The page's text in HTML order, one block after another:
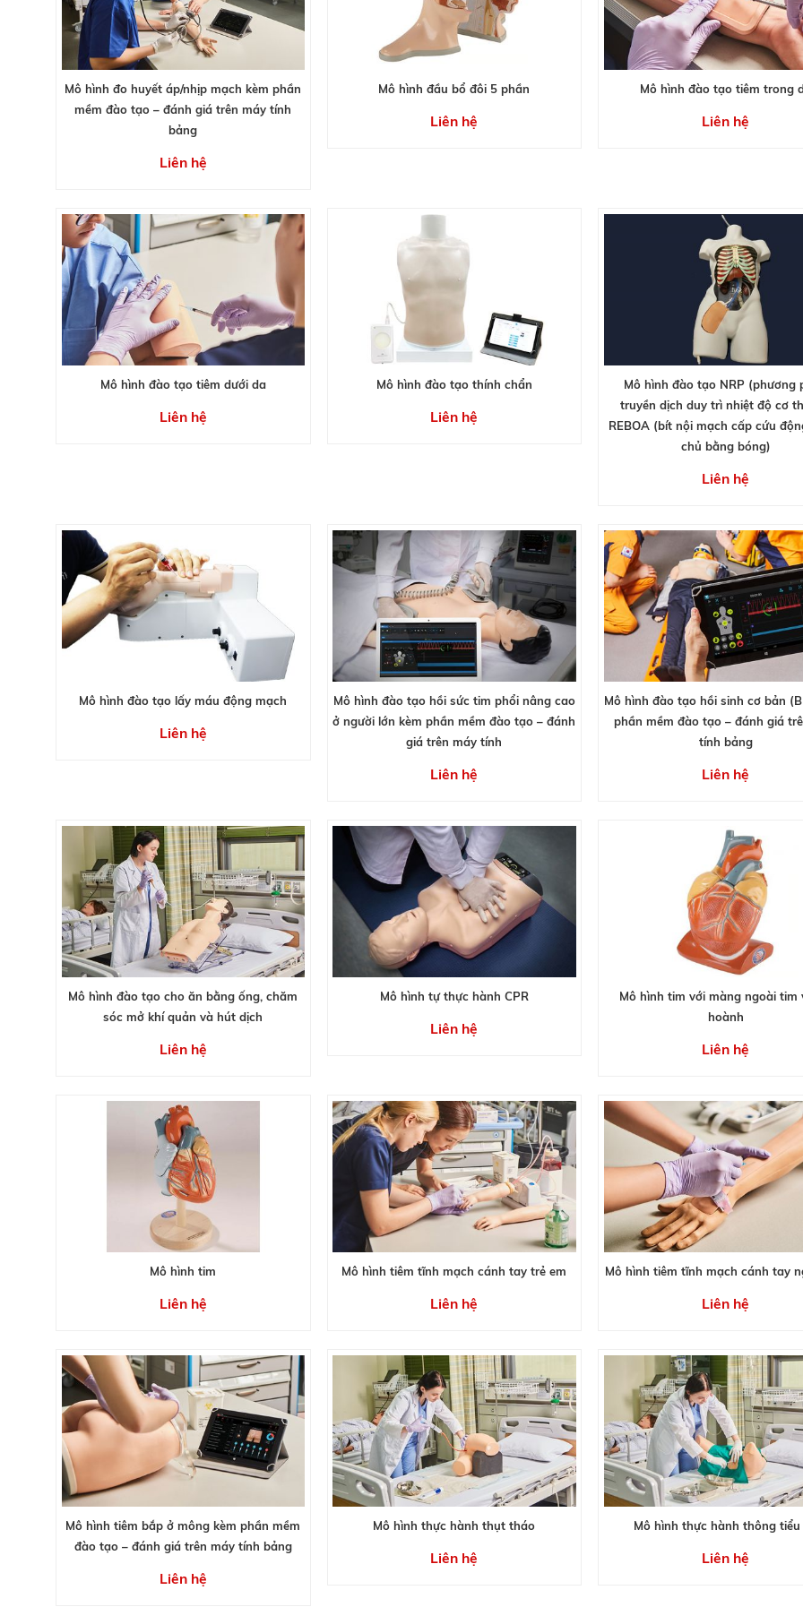
Mô hình đo huyết áp/nhịp mạch kèm phần
mềm đào tạo – đánh giá trên máy tính
bảng
Liên hệ
Mô hình đầu bổ đôi 5 phần
Liên hệ
Mô hình đào tạo tiêm trong
Liên hệ
Mô hình đào tạo tiêm dưới da
Liên hệ
Mô hình đào tạo thính chẩn
Liên hệ
Mô hình đào tạo NRP (phương
truyền dịch duy trì nhiệt độ cơ
REBOA (bít nội mạch cấp cứu
chủ bằng bóng)
Liên hệ
Mô hình đào tạo lấy máu động mạch
Liên hệ
Mô hình đào tạo hồi sức tim phổi nâng cao
ở người lớn kèm phần mềm đào tạo – đánh
giá trên máy tính
Liên hệ
Mô hình đào tạo hồi sinh cơ bản
phần mềm đào tạo – đánh giá
tính bảng
Liên hệ
Mô hình đào tạo cho ăn bằng ống, chăm
sóc mở khí quản và hút dịch
Liên hệ
Mô hình tự thực hành CPR
Liên hệ
Mô hình tim với màng ngoài tim
hoành
Liên hệ
Mô hình tim
Liên hệ
Mô hình tiêm tĩnh mạch cánh tay trẻ em
Liên hệ
Mô hình tiêm tĩnh mạch cánh tay
Liên hệ
Mô hình tiêm bắp ở mông kèm phần mềm
đào tạo – đánh giá trên máy tính bảng
Liên hệ
Mô hình thực hành thụt tháo
Liên hệ
Mô hình thực hành thông tiểu
Liên hệ